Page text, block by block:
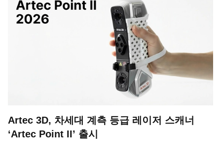
Artec 3D, 차세대 계측 등급 레이저 스캐너
‘Artec Point II’ 출시